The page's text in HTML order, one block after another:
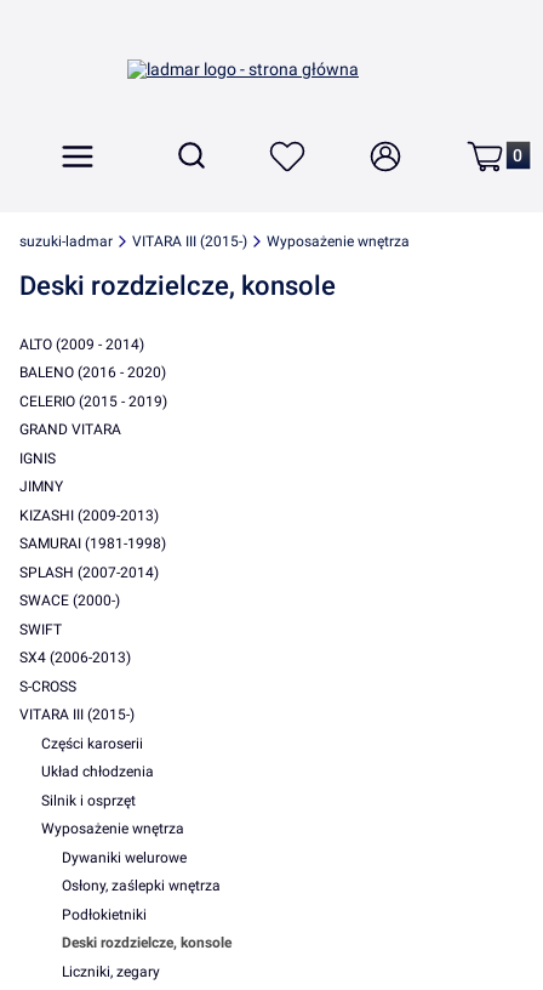
Menu Otwórz wyszukiwarkę
Szukaj Ulubione Zaloguj się Koszyk
suzuki-ladmar VITARA III (2015-) Wyposażenie wnętrza
Deski rozdzielcze, konsole
ALTO (2009 - 2014)
BALENO (2016 - 2020)
CELERIO (2015 - 2019)
GRAND VITARA
IGNIS
JIMNY
KIZASHI (2009-2013)
SAMURAI (1981-1998)
SPLASH (2007-2014)
SWACE (2000-)
SWIFT
SX4 (2006-2013)
S-CROSS
VITARA III (2015-)
Części karoserii
Układ chłodzenia
Silnik i osprzęt
Wyposażenie wnętrza
Dywaniki welurowe
Osłony, zaślepki wnętrza
Podłokietniki
Deski rozdzielcze, konsole
Liczniki, zegary